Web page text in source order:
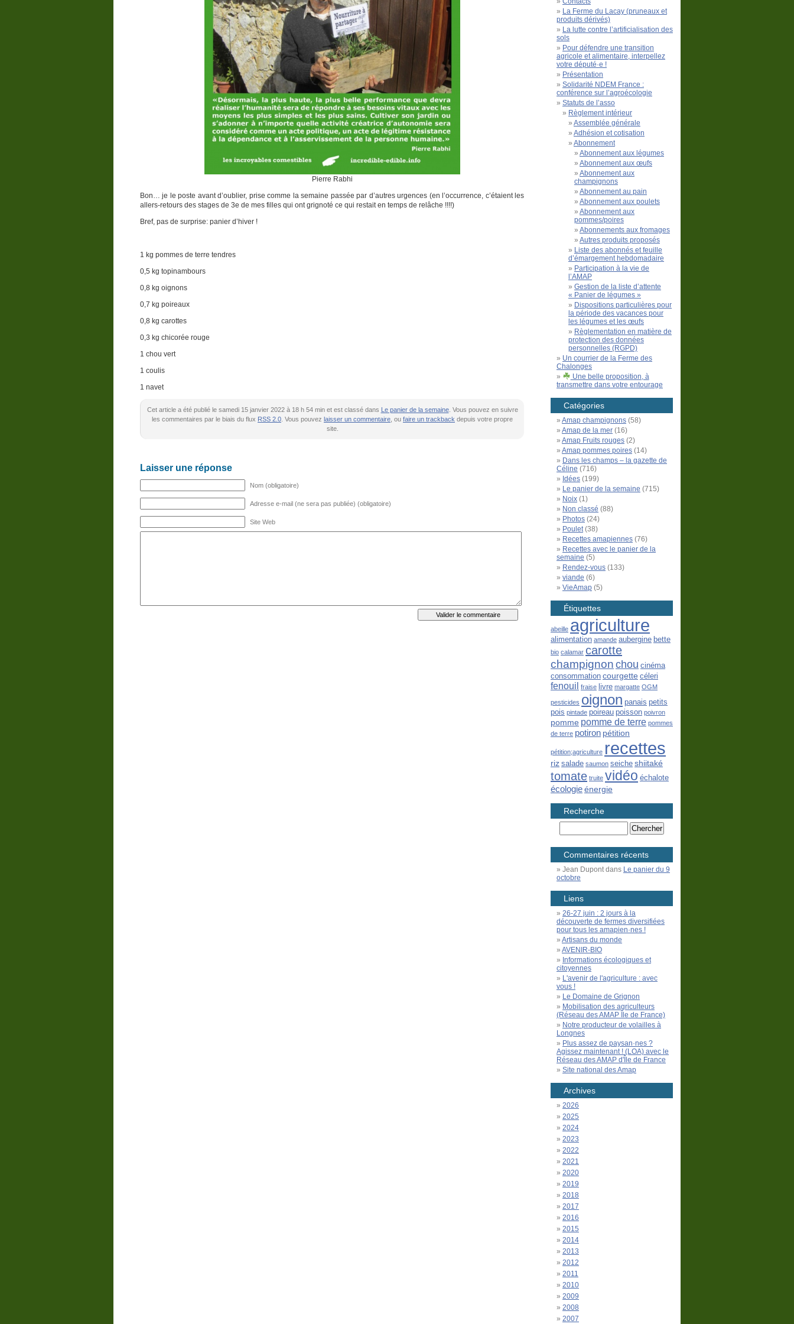
Pierre Rabhi
Bon… je le poste avant d’oublier, prise comme la semaine passée par d’autres urgences (en l’occurrence, c’étaient les
allers-retours des stages de 3e de mes filles qui ont grignoté ce qui restait en temps de relâche !!!!)
Bref, pas de surprise: panier d’hiver !
1 kg pommes de terre tendres
0,5 kg topinambours
0,8 kg oignons
0,7 kg poireaux
0,8 kg carottes
0,3 kg chicorée rouge
1 chou vert
1 coulis
1 navet
Cet article a été publié le samedi 15 janvier 2022 à 18 h 54 min et est classé dans Le panier de la semaine. Vous pouvez en suivre
les commentaires par le biais du flux RSS 2.0 . Vous pouvez laisser un commentaire , ou faire un trackback depuis votre propre
site.
Laisser une réponse
Nom (obligatoire)
Adresse e-mail (ne sera pas publiée) (obligatoire)
Site Web
La Ferme du Lacay (pruneaux et
produits dérivés)
La lutte contre l’artificialisation des
sols
Pour défendre une transition
agricole et alimentaire, interpellez
votre député·e !
Présentation
Solidarité NDEM France :
conférence sur l’agroécologie
Statuts de l’asso
Règlement intérieur
Assemblée générale
Adhésion et cotisation
Abonnement
Abonnement aux légumes
Abonnement aux œufs
Abonnement aux
champignons
Abonnement au pain
Abonnement aux poulets
Abonnement aux
pommes/poires
Abonnements aux fromages
Autres produits proposés
Liste des abonnés et feuille
d’émargement hebdomadaire
Participation à la vie de
l’AMAP
Gestion de la liste d’attente
« Panier de légumes »
Dispositions particulières pour
la période des vacances pour
les légumes et les œufs
Règlementation en matière de
protection des données
personnelles (RGPD)
Un courrier de la Ferme des
Chalonges
Une belle proposition, à
transmettre dans votre entourage
Catégories
Amap champignons (58)
Amap de la mer (16)
Amap Fruits rouges (2)
Amap pommes poires (14)
Dans les champs – la gazette de
Céline (716)
Idées (199)
Le panier de la semaine (715)
Noix (1)
Non classé (88)
Photos (24)
Poulet(38)
Recettes amapiennes (76)
Recettes avec le panier de la
semaine (5)
Rendez-vous (133)
viande (6)
VieAmap (5)
Étiquettes
abeille agriculture
alimentation amande aubergine bette
bio calamar carotte
champignon chou cinéma
consommation courgette céleri
fenouil fraise livre margatte OGM
pesticides oignon panais petits
pois pintade poireau poisson poivron
pomme pomme de terre pommes
de terre potiron pétition
pétition;agriculture recettes
riz salade saumon seiche shiitaké
tomate truite vidéo échalote
écologieénergie
Recherche
Commentaires récents
Jean Dupontdans Le panier du 9
octobre
Liens
26-27 juin : 2 jours à la
découverte de fermes diversifiées
pour tous les amapien·nes !
Artisans du monde
AVENIR-BIO
Informations écologiques et
citoyennes
L'avenir de l'agriculture : avec
vous !
Le Domaine de Grignon
Mobilisation des agriculteurs
(Réseau des AMAP Île de France)
Notre producteur de volailles à
Longnes
Plus assez de paysan·nes ?
Agissez maintenant ! (LOA) avec le
Réseau des AMAP d'Île de France
Site national des Amap
Archives
2026
2025
2024
2023
2022
2021
2020
2019
2018
2017
2016
2015
2014
2013
2012
2011
2010
2009
2008
2007